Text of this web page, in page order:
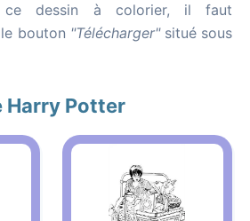
ce dessin à colorier, il faut
bouton "Télécharger"situé sous
Harry Potter